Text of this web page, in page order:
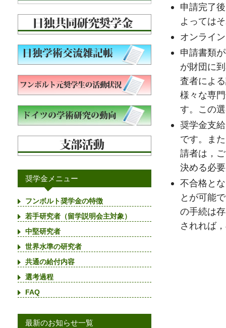
申請完了
よっては
オンライ
申請書類
が財団に
査者によ
様々な専
す。この
奨学金支
です。ま
請者は，
決める必
不合格と
とが可能
の手続は
されれば
奨学金メニュー
フンボルト奨学金の特徴
若手研究者（留学説明会主対象）
中堅研究者
世界水準の研究者
共通の給付内容
選考過程
FAQ
最新のお知らせ一覧